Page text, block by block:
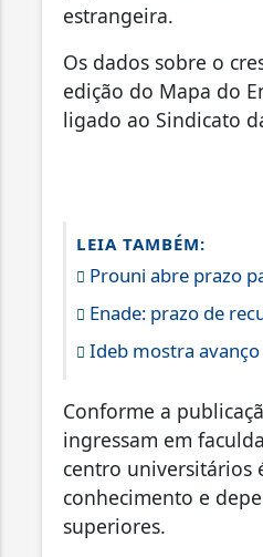
estrangeira.
Os dados sobre o
edição do Mapa do
ligado ao Sindicato
LEIA TAMBÉM:
Prouni abre prazo
Enade: prazo de
Ideb mostra avanço
Conforme a
ingressam em
centro universitários
conhecimento e
superiores.